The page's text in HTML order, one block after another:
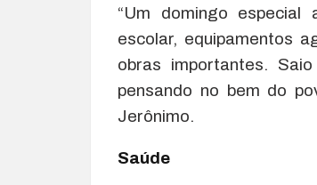
“Um domingo especial
escolar, equipamentos
obras importantes.
pensando no bem do
Jerônimo.
Saúde